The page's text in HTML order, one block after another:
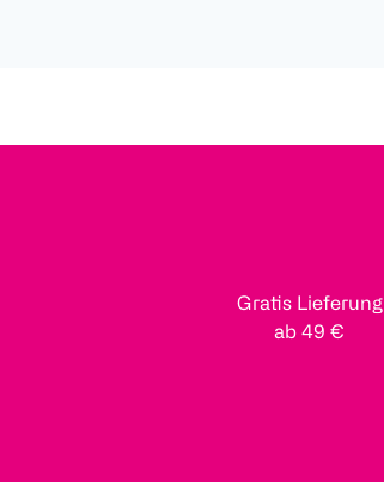
Gratis Lieferung
ab 49 €